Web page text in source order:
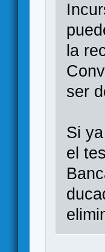
la
ser
Si
el